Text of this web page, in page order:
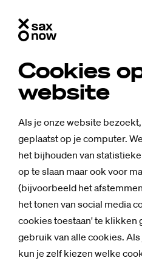
Cookies
website
Als je onze website
geplaatst op je computer.
het bijhouden van
op te slaan maar ook voor
(bijvoorbeeld het
het tonen van social media
cookies toestaan' te klikken
gebruik van alle cookies.
kun je zelf kiezen welke